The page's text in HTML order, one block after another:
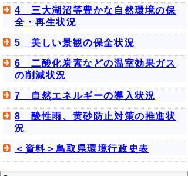
4 三大湖沼等豊かな自然環境の保
全・再生状況
5 美しい景観の保全状況
6 二酸化炭素などの温室効果ガス
の削減状況
7 自然エネルギーの導入状況
8 酸性雨、黄砂防止対策の推進状
況
＜資料＞鳥取県環境行政史表